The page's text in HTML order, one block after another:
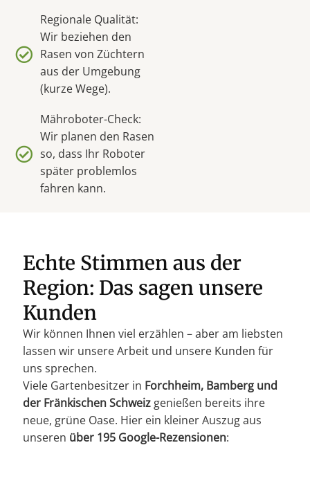
Regionale Qualität:
Wir beziehen den
Rasen von Züchtern
aus der Umgebung
(kurze Wege).
Mähroboter-Check:
Wir planen den Rasen
so, dass Ihr Roboter
später problemlos
fahren kann.
Echte Stimmen aus der
Region: Das sagen unsere
Kunden
Wir können Ihnen viel erzählen – aber am liebsten
lassen wir unsere Arbeit und unsere Kunden für
uns sprechen.
Viele Gartenbesitzer in Forchheim, Bamberg und
der Fränkischen Schweiz genießen bereits ihre
neue, grüne Oase. Hier ein kleiner Auszug aus
unseren über 195 Google-Rezensionen: